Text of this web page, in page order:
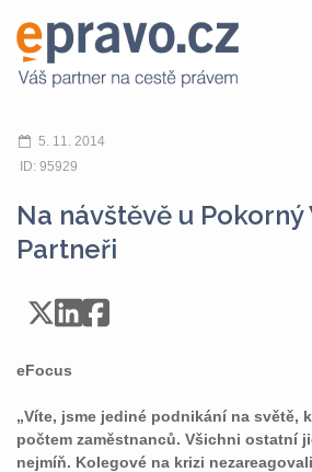
5. 11. 2014
ID: 95929
Na návštěvě u Pokorný
Partneři
eFocus
„Víte, jsme jediné podnikání na světě,
počtem zaměstnanců. Všichni ostatní
nejmíň. Kolegové na krizi